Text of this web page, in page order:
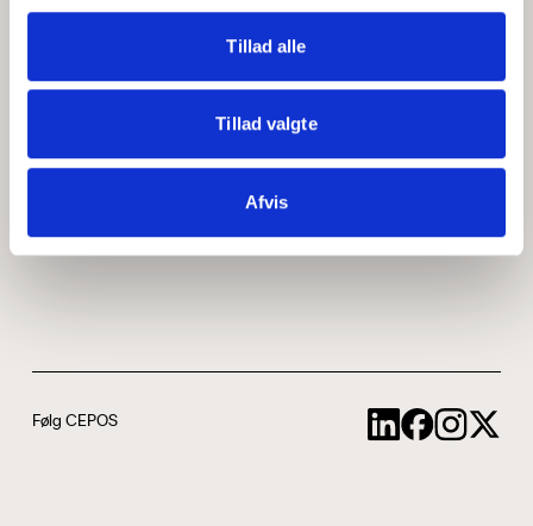
Tillad alle
Tillad valgte
Afvis
Medarbejdere
ABCepos
Podcast
Følg CEPOS